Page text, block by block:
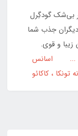
بی‌شک گودگِرل
جذب شما
و قوی.
... اسانس
، کاکائو